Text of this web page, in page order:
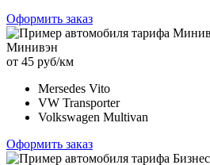
Оформить заказ
Минивэн
от 45 руб/км
Mersedes Vito
VW Transporter
Volkswagen Multivan
Оформить заказ